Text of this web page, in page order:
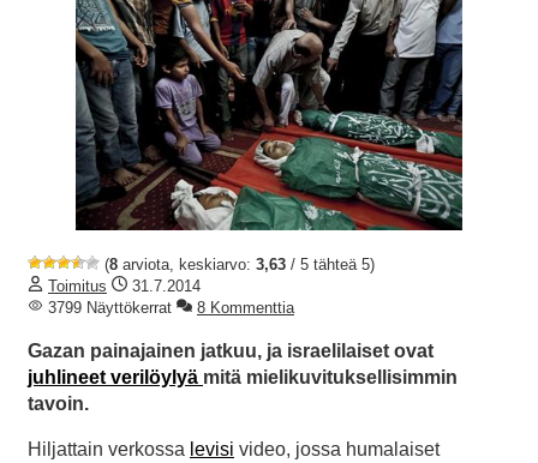
(8 arviota, keskiarvo: 3,63 / 5 tähteä 5)
Toimitus
31.7.2014
3799 Näyttökerrat
8 Kommenttia
Gazan painajainen jatkuu, ja israelilaiset ovat
juhlineet verilöylyä mitä mielikuvituksellisimmin
tavoin.
Hiljattain verkossa levisi video, jossa humalaiset